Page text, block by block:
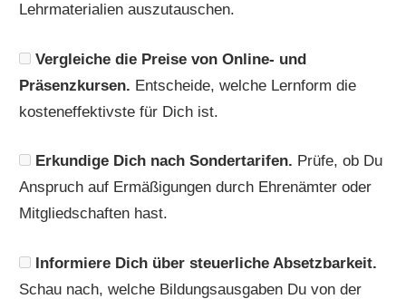
Lehrmaterialien auszutauschen.
Vergleiche die Preise von Online- und
Präsenzkursen. Entscheide, welche Lernform die
kosteneffektivste für Dich ist.
Erkundige Dich nach Sondertarifen. Prüfe, ob Du
Anspruch auf Ermäßigungen durch Ehrenämter oder
Mitgliedschaften hast.
Informiere Dich über steuerliche Absetzbarkeit.
Schau nach, welche Bildungsausgaben Du von der